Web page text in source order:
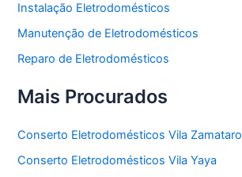
Instalação Eletrodomésticos
Manutenção de Eletrodomésticos
Reparo de Eletrodomésticos
Mais Procurados
Conserto Eletrodomésticos Vila Zamataro
Conserto Eletrodomésticos Vila Yaya